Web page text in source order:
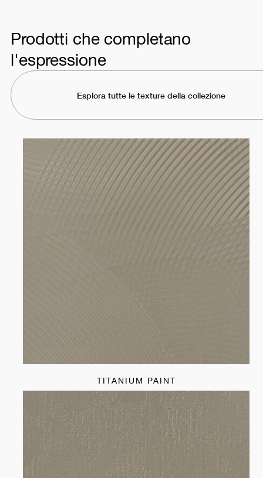
Prodotti che completano
l'espressione
Esplora tutte le texture della collezione
TITANIUM PAINT